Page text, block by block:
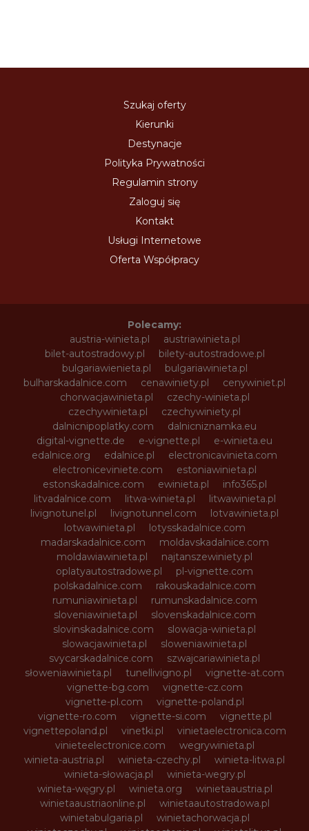
Szukaj oferty
Kierunki
Destynacje
Polityka Prywatności
Regulamin strony
Zaloguj się
Kontakt
Usługi Internetowe
Oferta Współpracy
Polecamy:
austria-winieta.pl
austriawinieta.pl
bilet-autostradowy.pl
bilety-autostradowe.pl
bulgariawienieta.pl
bulgariawinieta.pl
bulharskadalnice.com
cenawiniety.pl
cenywiniet.pl
chorwacjawinieta.pl
czechy-winieta.pl
czechywinieta.pl
czechywiniety.pl
dalnicnipoplatky.com
dalnicniznamka.eu
digital-vignette.de
e-vignette.pl
e-winieta.eu
edalnice.org
edalnice.pl
electronicavinieta.com
electroniceviniete.com
estoniawinieta.pl
estonskadalnice.com
ewinieta.pl
info365.pl
litvadalnice.com
litwa-winieta.pl
litwawinieta.pl
livignotunel.pl
livignotunnel.com
lotvawinieta.pl
lotwawinieta.pl
lotysskadalnice.com
madarskadalnice.com
moldavskadalnice.com
moldawiawinieta.pl
najtanszewiniety.pl
oplatyautostradowe.pl
pl-vignette.com
polskadalnice.com
rakouskadalnice.com
rumuniawinieta.pl
rumunskadalnice.com
sloveniawinieta.pl
slovenskadalnice.com
slovinskadalnice.com
slowacja-winieta.pl
slowacjawinieta.pl
sloweniawinieta.pl
svycarskadalnice.com
szwajcariawinieta.pl
słoweniawinieta.pl
tunellivigno.pl
vignette-at.com
vignette-bg.com
vignette-cz.com
vignette-pl.com
vignette-poland.pl
vignette-ro.com
vignette-si.com
vignette.pl
vignettepoland.pl
vinetki.pl
vinietaelectronica.com
vinieteelectronice.com
wegrywinieta.pl
winieta-austria.pl
winieta-czechy.pl
winieta-litwa.pl
winieta-słowacja.pl
winieta-wegry.pl
winieta-węgry.pl
winieta.org
winietaaustria.pl
winietaaustriaonline.pl
winietaautostradowa.pl
winietabulgaria.pl
winietachorwacja.pl